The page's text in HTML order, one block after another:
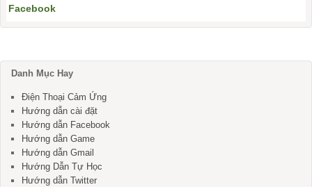
Facebook
Danh Mục Hay
Điện Thoại Cảm Ứng
Hướng dẫn cài đặt
Hướng dẫn Facebook
Hướng dẫn Game
Hướng dẫn Gmail
Hướng Dẫn Tự Học
Hướng dẫn Twitter